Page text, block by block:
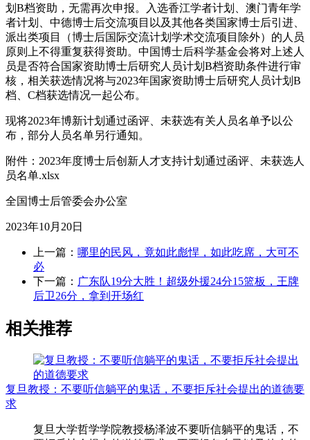
划B档资助，无需再次申报。入选香江学者计划、澳门青年学
者计划、中德博士后交流项目以及其他各类国家博士后引进、
派出类项目（博士后国际交流计划学术交流项目除外）的人员
原则上不得重复获得资助。中国博士后科学基金会将对上述人
员是否符合国家资助博士后研究人员计划B档资助条件进行审
核，相关获选情况将与2023年国家资助博士后研究人员计划B
档、C档获选情况一起公布。
现将2023年博新计划通过函评、未获选有关人员名单予以公
布，部分人员名单另行通知。
附件：2023年度博士后创新人才支持计划通过函评、未获选人
员名单.xlsx
全国博士后管委会办公室
2023年10月20日
上一篇： 哪里的民风，竟如此彪悍，如此吃席，大可不
必
下一篇： 广东队19分大胜！超级外援24分15篮板，王牌
后卫26分，拿到开场红
相关推荐
复旦教授：不要听信躺平的鬼话，不要拒斥社会提出的道德要
求
复旦大学哲学学院教授杨泽波不要听信躺平的鬼话，不